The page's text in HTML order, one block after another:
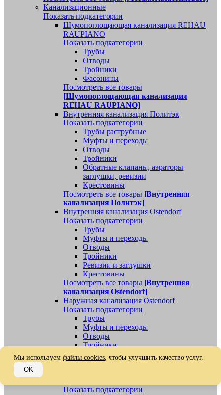
Канализационные
Показать подкатегории
Шумопоглощающая канализация REHAU
RAUPIANO
Показать подкатегории
Трубы
Отводы
Тройники
Фасонины
Посмотреть все товары
[Шумопоглощающая канализация
REHAU RAUPIANO]
Внутренняя канализация Политэк
Показать подкатегории
Трубы раструбные
Муфты и переходы
Отводы
Тройники
Обратные клапаны, аэраторы,
заглушки, ревизии
Крестовины
Посмотреть все товары [Внутренняя
канализация Политэк]
Внутренняя канализация Ostendorf
Показать подкатегории
Трубы
Муфты и переходы
Отводы
Тройники
Ревизии и заглушки
Крестовины
Посмотреть все товары [Внутренняя
канализация Ostendorf]
Наружная канализация Ostendorf
Показать подкатегории
Трубы
Муфты и переходы
Отводы
Тройники
Ревизии, заглушки, обратные клапаны
Посмотреть все товары[Наружная
Показать подкатегории
Мы используем файлы cookies, чтобы улучшить качество услуг.
OK